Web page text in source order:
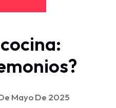
Mayo De 2025